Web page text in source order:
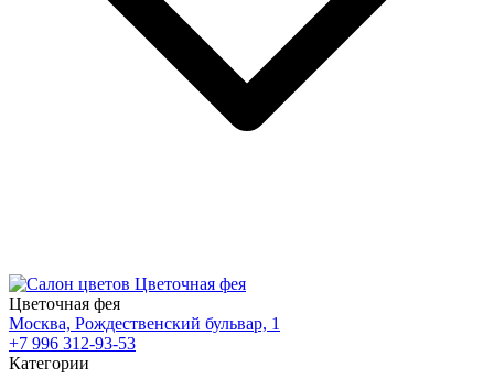
Цветочная фея
Москва, Рождественский бульвар, 1
+7 996 312-93-53
Категории